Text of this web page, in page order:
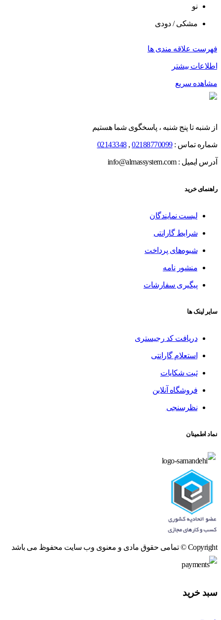
نو
مشکی / دودی
فهرست علاقه مندی ها
اطلاعات بیشتر
مشاهده سریع
از شنبه تا پنج شنبه ، پاسخگوی شما هستیم
شماره تماس :02188770099
,
02143348
آدرس ایمیل : info@almassystem.com
راهنمای خرید
لیست نمایندگان
شرایط گارانتی
شیوه‌های پرداخت
منشور نامه
پیگیری سفارشات
سایر لینک ها
دریافت کد رجیستری
استعلام گارانتی
ثبت شکایات
فروشگاه آنلاین
نظرسنجی
نماد اطمینان
Copyright © تمامی حقوق مادی و معنوی وب سایت محفوظ می باشد
سبد خرید